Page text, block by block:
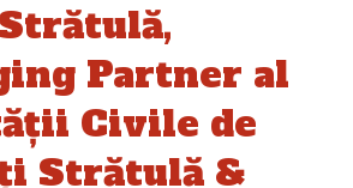
Partner al
Civile de
Strătulă &